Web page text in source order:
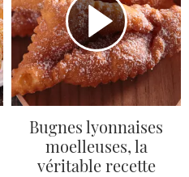
Bugnes lyonnaises
moelleuses, la
véritable recette